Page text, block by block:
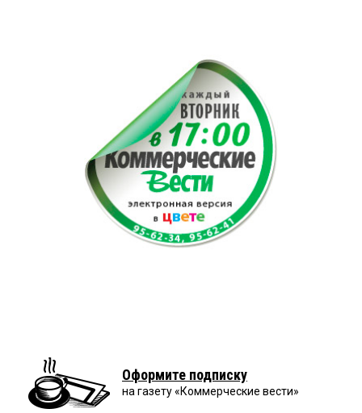
Оформите подписку
на газету «Коммерческие вести»